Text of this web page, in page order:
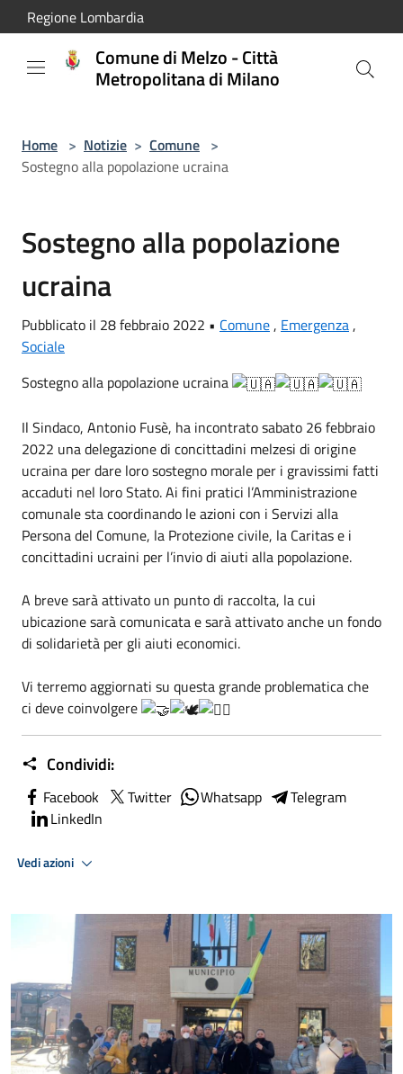
Salta al contenuto principale
Regione Lombardia
Comune di Melzo - Città
Metropolitana di Milano
Home > Notizie > Comune >
Sostegno alla popolazione ucraina
Sostegno alla popolazione
ucraina
Pubblicato il 28 febbraio 2022 • Comune, Emergenza,
Sociale
Sostegno alla popolazione ucraina
Il Sindaco, Antonio Fusè, ha incontrato sabato 26 febbraio
2022 una delegazione di concittadini melzesi di origine
ucraina per dare loro sostegno morale per i gravissimi fatti
accaduti nel loro Stato. Ai fini pratici l’Amministrazione
comunale sta coordinando le azioni con i Servizi alla
Persona del Comune, la Protezione civile, la Caritas e i
concittadini ucraini per l’invio di aiuti alla popolazione.
A breve sarà attivato un punto di raccolta, la cui
ubicazione sarà comunicata e sarà attivato anche un fondo
di solidarietà per gli aiuti economici.
Vi terremo aggiornati su questa grande problematica che
ci deve coinvolgere
Condividi:
Facebook Twitter Whatsapp
Telegram
LinkedIn
Vedi azioni